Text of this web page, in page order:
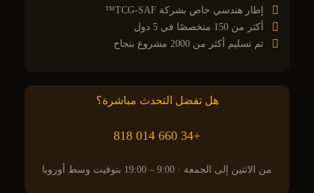
إطار هندسي خاص بشركة TCG-SAF™
أكثر من 150 متخصصًا في 5 دول
تم تسليم أكثر من 2000 مشروع بنجاح
هل تفضل التحدث مباشرة؟
+34 660 014 818
من الاثنين إلى الجمعة · 9:00 – 19:00 بتوقيت وسط أوروبا